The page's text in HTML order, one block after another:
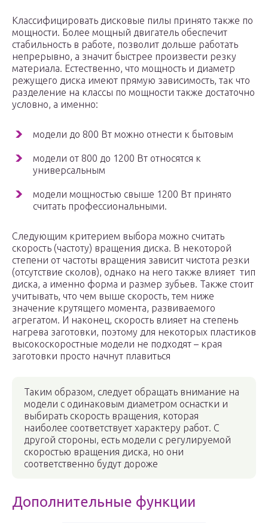
Классифицировать дисковые пилы принято также по
мощности. Более мощный двигатель обеспечит
стабильность в работе, позволит дольше работать
непрерывно, а значит быстрее произвести резку
материала. Естественно, что мощность и диаметр
режущего диска имеют прямую зависимость, так что
разделение на классы по мощности также достаточно
условно, а именно:
модели до 800 Вт можно отнести к бытовым
модели от 800 до 1200 Вт относятся к
универсальным
модели мощностью свыше 1200 Вт принято
считать профессиональными.
Следующим критерием выбора можно считать
скорость (частоту) вращения диска. В некоторой
степени от частоты вращения зависит чистота резки
(отсутствие сколов), однако на него также влияет тип
диска, а именно форма и размер зубьев. Также стоит
учитывать, что чем выше скорость, тем ниже
значение крутящего момента, развиваемого
агрегатом. И наконец, скорость влияет на степень
нагрева заготовки, поэтому для некоторых пластиков
высокоскоростные модели не подходят – края
заготовки просто начнут плавиться
Таким образом, следует обращать внимание на
модели с одинаковым диаметром оснастки и
выбирать скорость вращения, которая
наиболее соответствует характеру работ. С
другой стороны, есть модели с регулируемой
скоростью вращения диска, но они
соответственно будут дороже
Дополнительные функции